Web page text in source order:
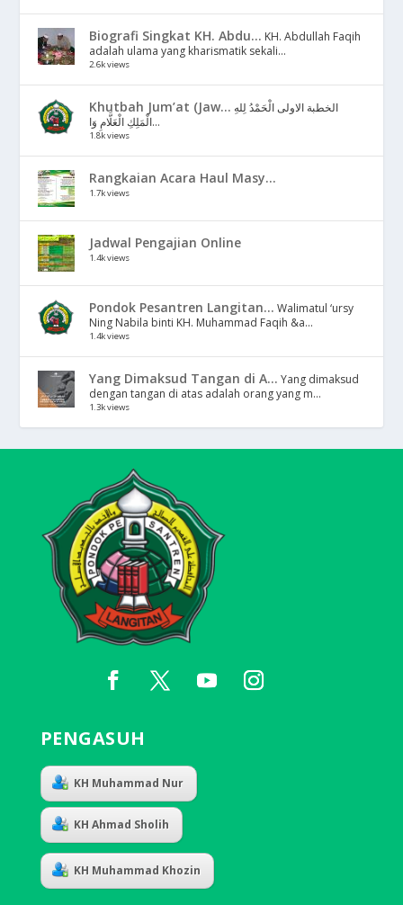
Biografi Singkat KH. Abdu... KH. Abdullah Faqih
adalah ulama yang kharismatik sekali...
2.6k views
Khutbah Jum’at (Jaw... الخطبة الاولى الْحَمْدُ لِلهِ
الْمَلِكِ الْعَلَّامِ وَا...
1.8k views
Rangkaian Acara Haul Masy...
1.7k views
Jadwal Pengajian Online
1.4k views
Pondok Pesantren Langitan... Walimatul ‘ursy
Ning Nabila binti KH. Muhammad Faqih &a...
1.4k views
Yang Dimaksud Tangan di A... Yang dimaksud
dengan tangan di atas adalah orang yang m...
1.3k views
PENGASUH
KH Muhammad Nur
KH Ahmad Sholih
KH Muhammad Khozin